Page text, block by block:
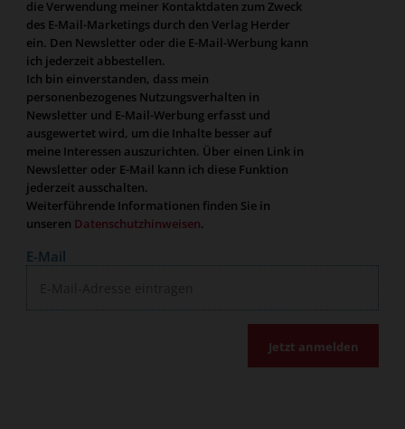
die Verwendung meiner Kontaktdaten zum Zweck
des E-Mail-Marketings durch den Verlag Herder
ein. Den Newsletter oder die E-Mail-Werbung kann
ich jederzeit abbestellen.
Ich bin einverstanden, dass mein
personenbezogenes Nutzungsverhalten in
Newsletter und E-Mail-Werbung erfasst und
ausgewertet wird, um die Inhalte besser auf
meine Interessen auszurichten. Über einen Link in
Newsletter oder E-Mail kann ich diese Funktion
jederzeit ausschalten.
Weiterführende Informationen finden Sie in
unseren Datenschutzhinweisen.
E-Mail
Jetzt anmelden